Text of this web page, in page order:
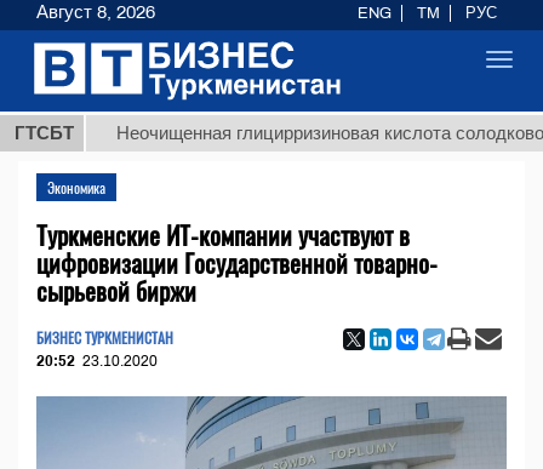
ГТСБТНеочищенная глицирризиновая кислота солодкового
Экономика
Туркменские ИТ-компании участвуют в
цифровизации Государственной товарно-
сырьевой биржи
БИЗНЕС ТУРКМЕНИСТАН
20:52 23.10.2020
Август 8, 2026 ENG TM РУС